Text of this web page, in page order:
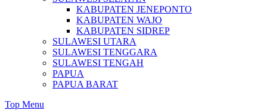
KABUPATEN JENEPONTO
KABUPATEN WAJO
KABUPATEN SIDREP
SULAWESI UTARA
SULAWESI TENGGARA
SULAWESI TENGAH
PAPUA
PAPUA BARAT
Top Menu